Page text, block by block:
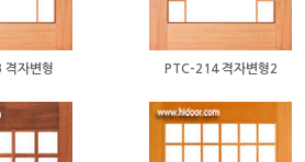
격자변형 PTC-214 격자변형2